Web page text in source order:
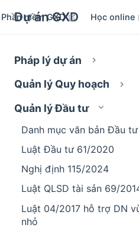
Dự án GXD
Phần mềm GXD open in new
Học online
Pháp lý dự án
Quản lý Quy hoạch
Quản lý Đầu tư
Danh mục văn bản Đầu tư
Luật Đầu tư 61/2020
Nghị định 115/2024
Luật QLSD tài sản 69/
Luật 04/2017 hỗ trợ DN
nhỏ